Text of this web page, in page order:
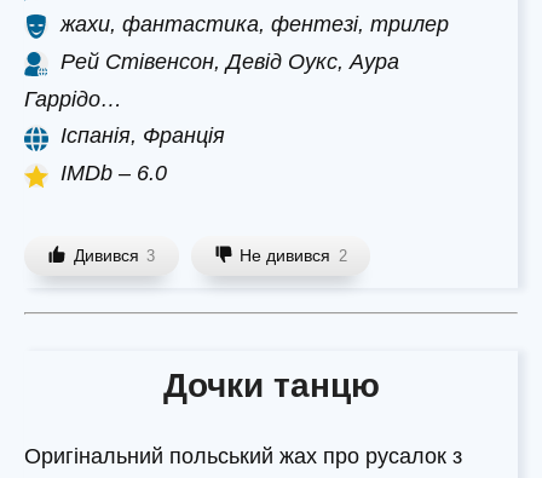
жахи, фантастика, фентезі, трилер
Рей Стівенсон, Девід Оукс, Аура
Гаррідо…
Іспанія, Франція
IMDb – 6.0
Дивився 3 Не дивився 2
Дочки танцю
Оригінальний польський жах про русалок з